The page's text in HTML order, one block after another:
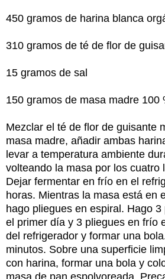
450 gramos de harina blanca
310 gramos de té de flor de
15 gramos de sal
150 gramos de masa madre 100
Mezclar el té de flor de guisante
masa madre, añadir ambas
levar a temperatura ambiente
volteando la masa por los cuatro
Dejar fermentar en frío en el
horas. Mientras la masa está en
hago pliegues en espiral. Hago
el primer día y 3 pliegues en frío
del refrigerador y formar una
minutos. Sobre una superficie
con harina, formar una bola y
masa de pan espolvoreada.